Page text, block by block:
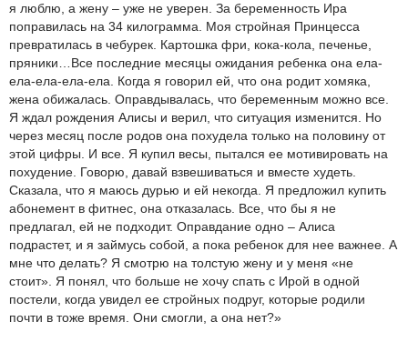
я люблю, а жену – уже не уверен. За беременность Ира
поправилась на 34 килограмма. Моя стройная Принцесса
превратилась в чебурек. Картошка фри, кока-кола, печенье,
пряники…Все последние месяцы ожидания ребенка она ела-
ела-ела-ела-ела. Когда я говорил ей, что она родит хомяка,
жена обижалась. Оправдывалась, что беременным можно все.
Я ждал рождения Алисы и верил, что ситуация изменится. Но
через месяц после родов она похудела только на половину от
этой цифры. И все. Я купил весы, пытался ее мотивировать на
похудение. Говорю, давай взвешиваться и вместе худеть.
Сказала, что я маюсь дурью и ей некогда. Я предложил купить
абонемент в фитнес, она отказалась. Все, что бы я не
предлагал, ей не подходит. Оправдание одно – Алиса
подрастет, и я займусь собой, а пока ребенок для нее важнее. А
мне что делать? Я смотрю на толстую жену и у меня «не
стоит». Я понял, что больше не хочу спать с Ирой в одной
постели, когда увидел ее стройных подруг, которые родили
почти в тоже время. Они смогли, а она нет?»